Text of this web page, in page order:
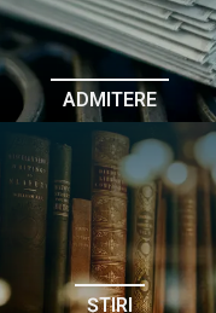
Admitere
Erasmus & Internațional
Despre Facultate
ADMITERE
ȘTIRI